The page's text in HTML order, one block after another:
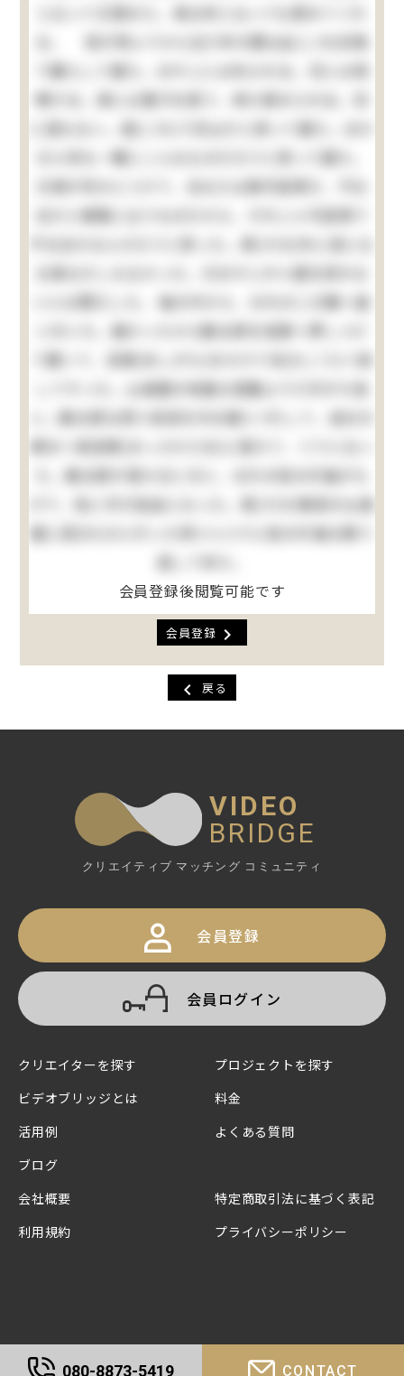
と云って又賞めた。清は何と云っても賞めてくれ
る。 母が死んでから五六年の間は此(この)状態
で暮らして居た。おやじには叱られる。兄とは喧
嘩する。清には菓子を貰う、時々賞められる。別
に望もない。是(これ)で沢山だと思って居た。ほか
の小供も一概にこんなものだろうと思って居た。
只清が何かにつけて、あなたは御可哀想だ、不仕
合だと無暗に云うものだから、それじゃ可哀想で
る事は少しもなかった。只おやじが小遣を呉れな
いには閉口した。 袖の中から、おれの二の腕へ食
い付いた。痛かったから勘太郎を垣根へ押しつけ
て置いて、足搦(あしがら)をかけて向(むこう)へ倒
してやった。山城屋の地面は菜園より六尺がた低
い。勘太郎は四つ目垣を半分崩(くず)して、自分の
領分へ真逆様(まっさかさま)に落ちて、ぐうと云っ
た。勘太郎が落ちるときに、おれの袷の片袖がも
げて、急に手が自由になった。其(その)晩母が山城
屋に詫(わ)びに行った序(つい)でに袷の片袖も取り
返して来た。
会員登録後閲覧可能です
会員登録 chevron_right
chevron_left 戻る
VIDEO
BRIDGE
クリエイティブ マッチング コミュニティ
会員登録
会員ログイン
クリエイターを探す
プロジェクトを探す
ビデオブリッジとは
料金
活用例
よくある質問
ブログ
会社概要
特定商取引法に基づく表記
利用規約
プライバシーポリシー
080-8873-5419 CONTACT